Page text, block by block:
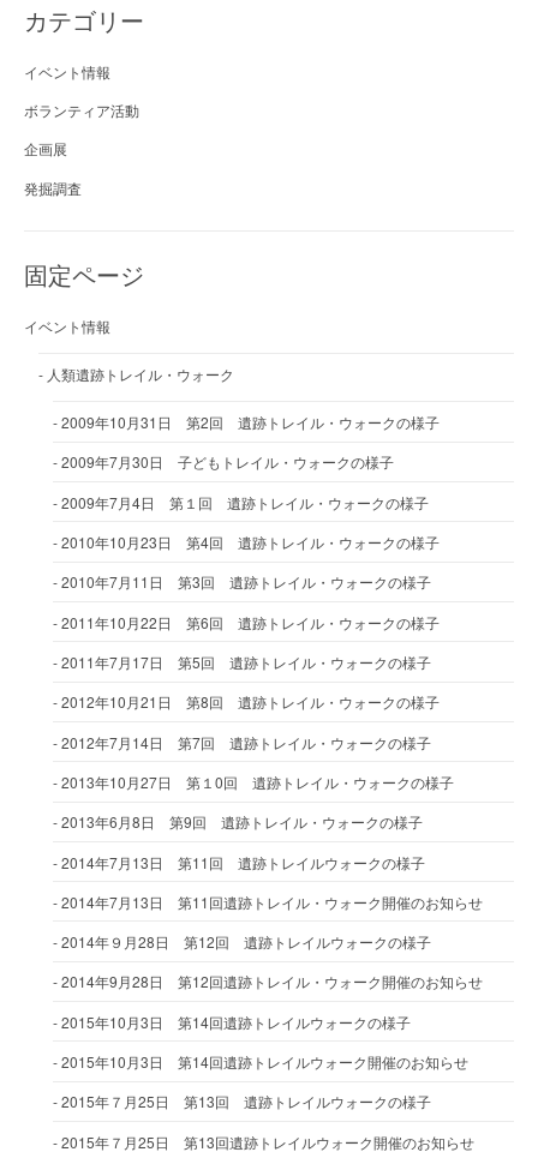
カテゴリー
イベント情報
ボランティア活動
企画展
発掘調査
固定ページ
イベント情報
人類遺跡トレイル・ウォーク
2009年10月31日 第2回 遺跡トレイル・ウォークの様子
2009年7月30日 子どもトレイル・ウォークの様子
2009年7月4日 第１回 遺跡トレイル・ウォークの様子
2010年10月23日 第4回 遺跡トレイル・ウォークの様子
2010年7月11日 第3回 遺跡トレイル・ウォークの様子
2011年10月22日 第6回 遺跡トレイル・ウォークの様子
2011年7月17日 第5回 遺跡トレイル・ウォークの様子
2012年10月21日 第8回 遺跡トレイル・ウォークの様子
2012年7月14日 第7回 遺跡トレイル・ウォークの様子
2013年10月27日 第１0回 遺跡トレイル・ウォークの様子
2013年6月8日 第9回 遺跡トレイル・ウォークの様子
2014年7月13日 第11回 遺跡トレイルウォークの様子
2014年7月13日 第11回遺跡トレイル・ウォーク開催のお知らせ
2014年９月28日 第12回 遺跡トレイルウォークの様子
2014年9月28日 第12回遺跡トレイル・ウォーク開催のお知らせ
2015年10月3日 第14回遺跡トレイルウォークの様子
2015年10月3日 第14回遺跡トレイルウォーク開催のお知らせ
2015年７月25日 第13回 遺跡トレイルウォークの様子
2015年７月25日 第13回遺跡トレイルウォーク開催のお知らせ